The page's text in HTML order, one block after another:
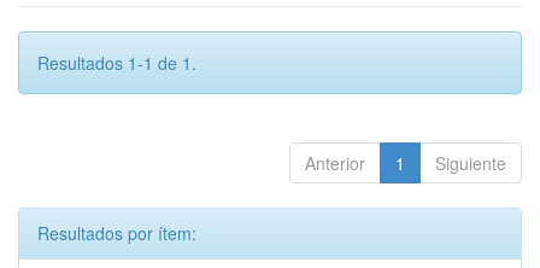
Resultados 1-1 de 1.
Anterior 1 Siguiente
Resultados por ítem: